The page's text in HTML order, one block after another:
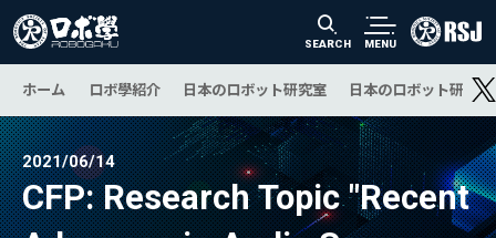
SEARCH MENU
ホーム ロボ學紹介 日本のロボット研究室 日本のロボット研究
2021/06/14
CFP: Research Topic "Recent